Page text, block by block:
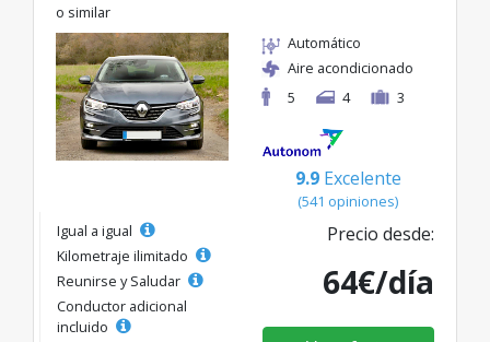
o similar
Automático
Aire acondicionado
5
4 3
9.9 Excelente
(541 opiniones)
Igual a igual
Kilometraje ilimitado
Reunirse y Saludar
Conductor adicional
incluido
Precio desde:
64€/día